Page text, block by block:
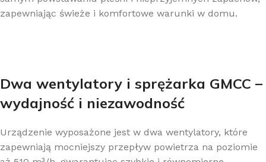
zapewniając świeże i komfortowe warunki w domu.
Dwa wentylatory i sprężarka GMCC –
wydajność i niezawodność
Urządzenie wyposażone jest w dwa wentylatory, które
zapewniają mocniejszy przepływ powietrza na poziomie